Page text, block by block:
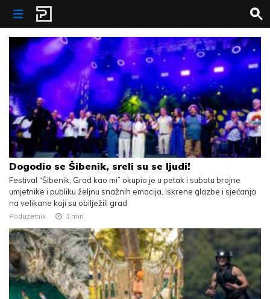
Skip to content
Dogodio se Šibenik, sreli su se ljudi!
Festival “Šibenik, Grad kao mi” okupio je u petak i subotu brojne
umjetnike i publiku željnu snažnih emocija, iskrene glazbe i sjećanja
na velikane koji su obilježili grad
Poduzetnik 3 min